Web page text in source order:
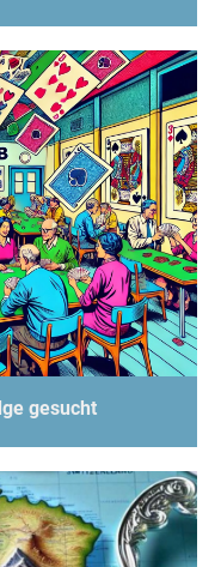
gesucht